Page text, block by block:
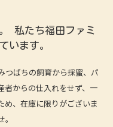
私たち福田ファミ
います。
つばちの飼育から採蜜、パ
者からの仕入れをせず、一
め、在庫に限りがございま